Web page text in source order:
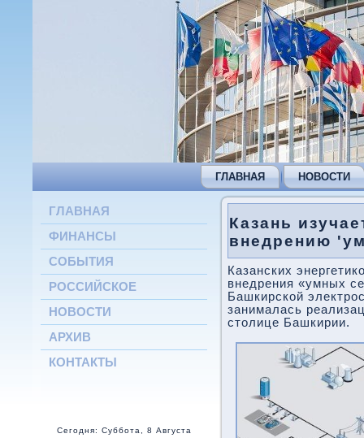
ГЛАВНАЯ НОВОСТИ
ГЛАВНАЯ
ФИНАНСЫ
СОБЫТИЯ
РОССИЙСКОЕ
НОВОСТИ
АРХИВ
КОНТАКТЫ
Сегодня: Суббота, 8 Августа
Казань
внедрению
Казанских
внедрения «умных
Башкирской
занималась
столице Башкирии.